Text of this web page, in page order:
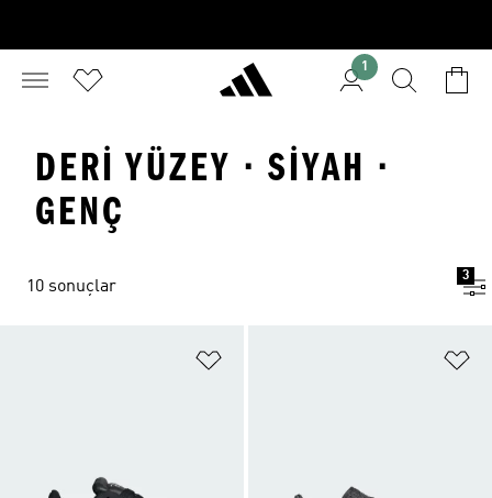
1
DERI YÜZEY · SIYAH ·
GENÇ
10 sonuçlar
3